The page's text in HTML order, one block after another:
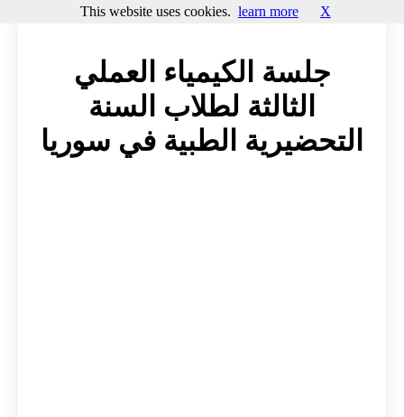
جلسة الكيمياء العملي
الثالثة لطلاب السنة
التحضيرية الطبية في سوريا
This website uses cookies. learn more X